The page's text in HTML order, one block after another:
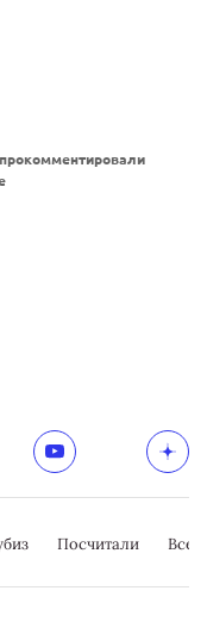
Посчитали